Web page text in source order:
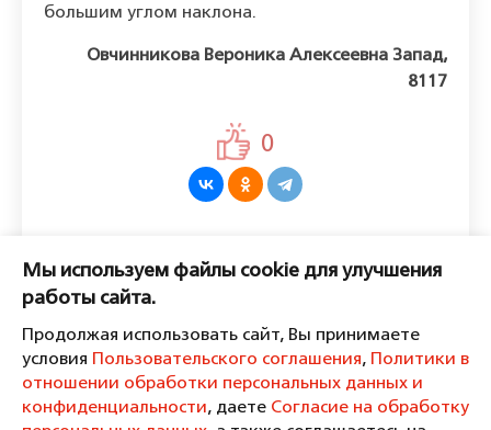
большим углом наклона.
Овчинникова Вероника Алексеевна Запад,
8117
0
Пожалуйста, войдите, чтобы
комментировать.
Мы используем файлы cookie для улучшения
работы сайта.
Продолжая использовать сайт, Вы принимаете
условия Пользовательского соглашения, Политики в
отношении обработки персональных данных и
конфиденциальности, даете Согласие на обработку